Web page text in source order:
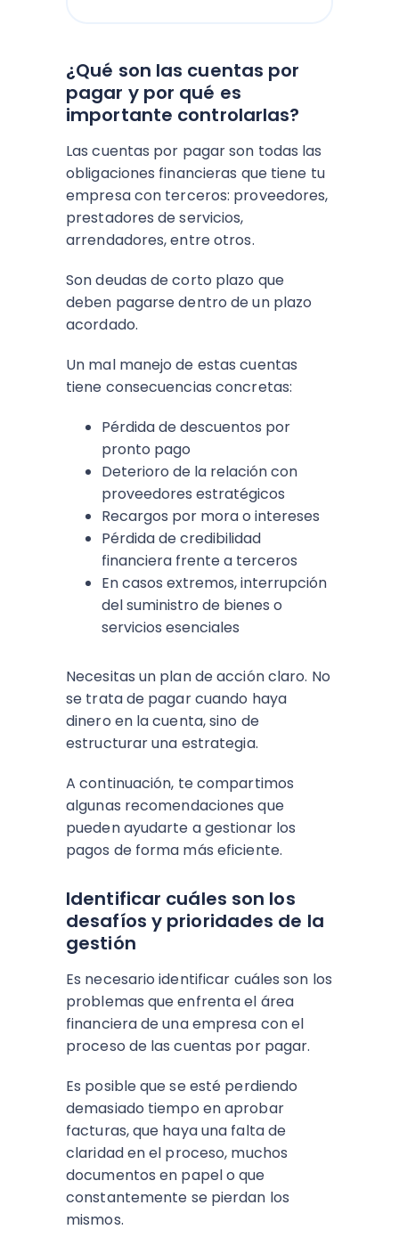
¿Qué son las cuentas por
pagar y por qué es
importante controlarlas?
Las cuentas por pagar son todas las
obligaciones financieras que tiene tu
empresa con terceros: proveedores,
prestadores de servicios,
arrendadores, entre otros.
Son deudas de corto plazo que
deben pagarse dentro de un plazo
acordado.
Un mal manejo de estas cuentas
tiene consecuencias concretas:
Pérdida de descuentos por
pronto pago
Deterioro de la relación con
proveedores estratégicos
Recargos por mora o intereses
Pérdida de credibilidad
financiera frente a terceros
En casos extremos, interrupción
del suministro de bienes o
servicios esenciales
Necesitas un plan de acción claro. No
se trata de pagar cuando haya
dinero en la cuenta, sino de
estructurar una estrategia.
A continuación, te compartimos
algunas recomendaciones que
pueden ayudarte a gestionar los
pagos de forma más eficiente.
Identificar cuáles son los
desafíos y prioridades de la
gestión
Es necesario identificar cuáles son los
problemas que enfrenta el área
financiera de una empresa con el
proceso de las cuentas por pagar.
Es posible que se esté perdiendo
demasiado tiempo en aprobar
facturas, que haya una falta de
claridad en el proceso, muchos
documentos en papel o que
constantemente se pierdan los
mismos.